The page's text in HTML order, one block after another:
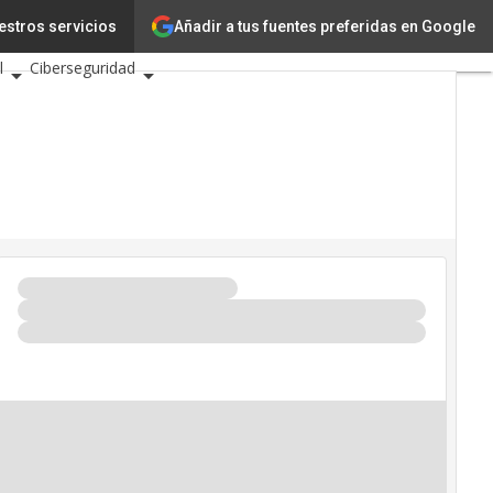
Añadir a tus fuentes preferidas en Google
servicios
Ciencia
Ciberseguridad